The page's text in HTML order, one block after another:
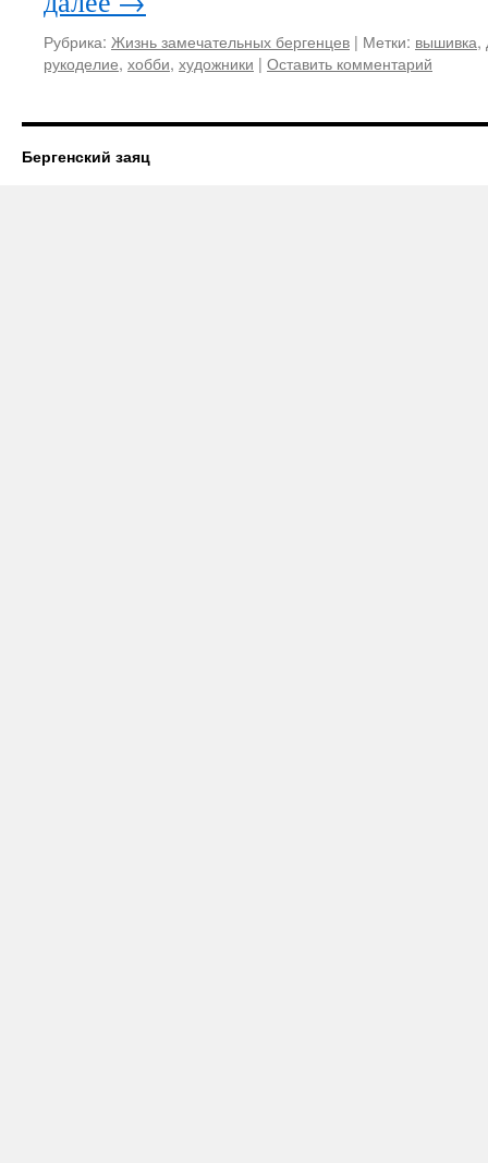
Рубрика: Жизнь замечательных бергенцев | Метки: вышивка,
рукоделие, хобби, художники | Оставить комментарий
Бергенский заяц